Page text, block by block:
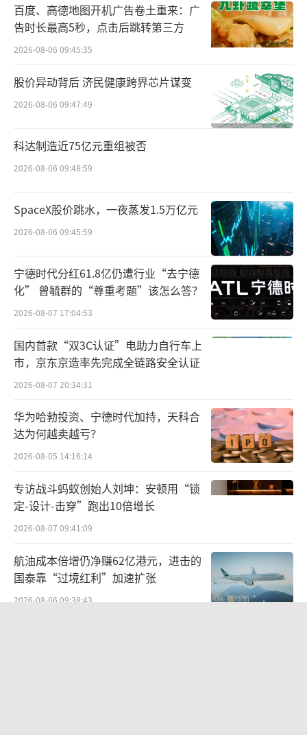
百度、高德地图开机广告卷土重来：广
告时长最高5秒，点击后跳转第三方
2026-08-06 09:45:35
股价异动背后 济民健康跨界芯片谋变
2026-08-06 09:47:49
科达制造近75亿元重组被否
2026-08-06 09:48:59
SpaceX股价跳水，一夜蒸发1.5万亿元
2026-08-06 09:45:59
宁德时代分红61.8亿仍遭行业“去宁德
化” 曾毓群的“尊重考题”该怎么答？
2026-08-07 17:04:53
国内首款“双3C认证”电助力自行车上
市，京东京造率先完成全链路安全认证
2026-08-07 20:34:31
华为哈勃投资、宁德时代加持，天科合
达为何越卖越亏？
2026-08-05 14:16:14
专访战斗蚂蚁创始人刘坤：安顿用“锁
定-设计-击穿”跑出10倍增长
2026-08-07 09:41:09
航油成本倍增仍净赚62亿港元，进击的
国泰靠“过境红利”加速扩张
2026-08-06 09:38:43